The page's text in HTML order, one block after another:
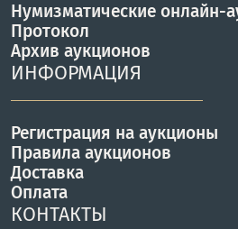
Нумизматические онлайн-
Протокол
Архив аукционов
ИНФОРМАЦИЯ
Регистрация на аукционы
Правила аукционов
Доставка
Оплата
КОНТАКТЫ